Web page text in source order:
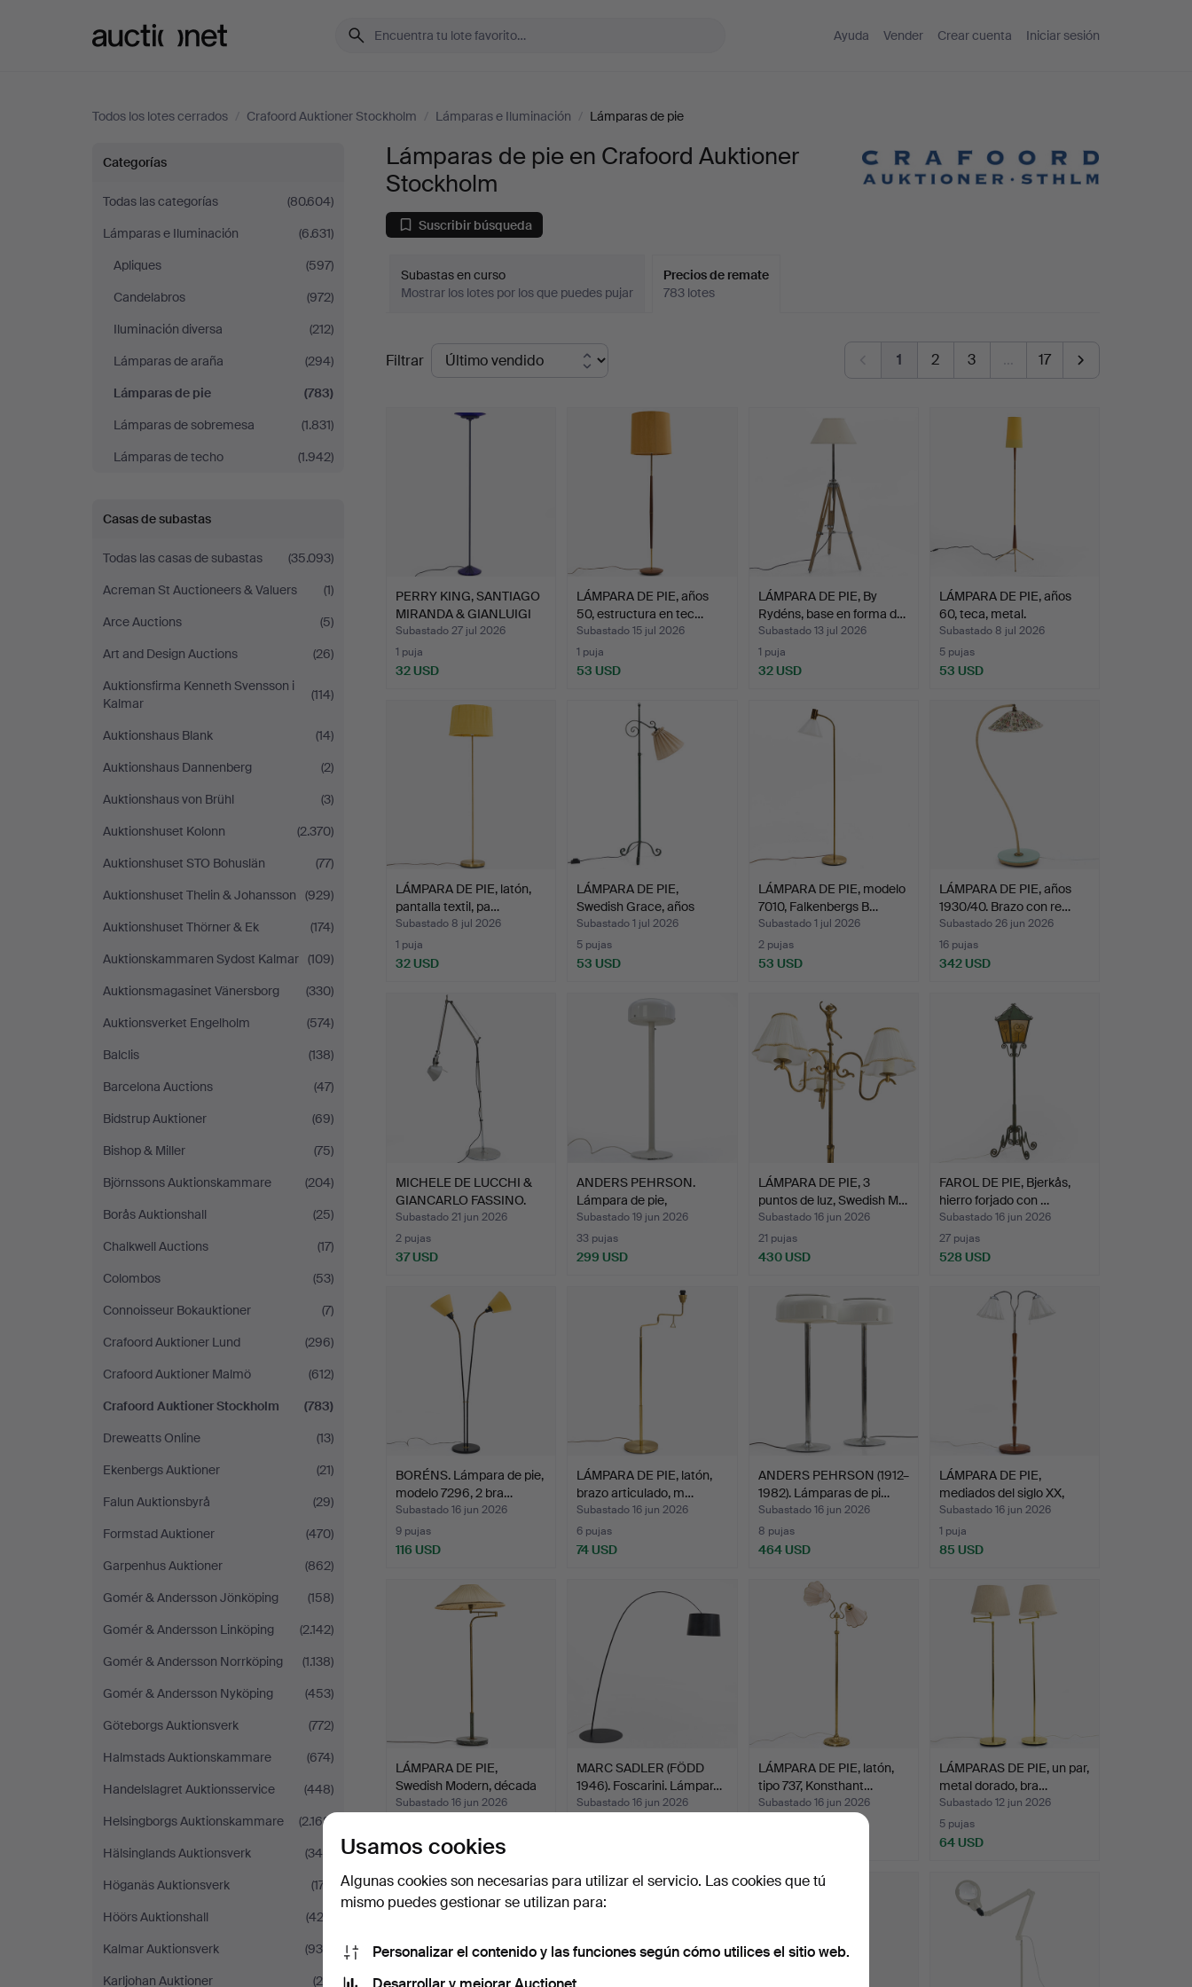
Ayuda Vender Crear cuenta Iniciar sesión
Todos los lotes cerrados / Crafoord Auktioner Stockholm / Lámparas e Iluminación / Lámparas de pie
Lámparas
de
pie
en
Crafoord
Auktioner
Stockholm
Categorías
Todas las categorías
(80.604)
Lámparas e Iluminación
(6.631)
Apliques
(597)
Candelabros
(972)
Iluminación diversa
(212)
Lámparas de araña
(294)
Lámparas de pie
(783)
Lámparas de sobremesa
(1.831)
Lámparas de techo
(1.942)
Casas de subastas
Todas las casas de subastas
(35.093)
Acreman St Auctioneers & Valuers
(1)
Arce Auctions
(5)
Art and Design Auctions
(26)
Auktionsfirma Kenneth Svensson i
Kalmar
(114)
Auktionshaus Blank
(14)
Auktionshaus Dannenberg
(2)
Auktionshaus von Brühl
(3)
Auktionshuset Kolonn
(2.370)
Auktionshuset STO Bohuslän
(77)
Auktionshuset Thelin & Johansson
(929)
Auktionshuset Thörner & Ek
(174)
Auktionskammaren Sydost Kalmar (109)
Auktionsmagasinet Vänersborg
(330)
Auktionsverket Engelholm
(574)
Balclis
(138)
Barcelona Auctions
(47)
Bidstrup Auktioner
(69)
Bishop & Miller
(75)
Björnssons Auktionskammare
(204)
Borås Auktionshall
(25)
Chalkwell Auctions
(17)
Colombos
(53)
Connoisseur Bokauktioner
(7)
Crafoord Auktioner Lund
(296)
Crafoord Auktioner Malmö
(612)
Crafoord Auktioner Stockholm
(783)
Dreweatts Online
(13)
Ekenbergs Auktioner
(21)
Falun Auktionsbyrå
(29)
Formstad Auktioner
(470)
Garpenhus Auktioner
(862)
Gomér & Andersson Jönköping
(158)
Gomér & Andersson Linköping
(2.142)
Gomér & Andersson Norrköping
(1.138)
Gomér & Andersson Nyköping
(453)
Göteborgs Auktionsverk
(772)
Halmstads Auktionskammare
(674)
Handelslagret Auktionsservice
(448)
Helsingborgs Auktionskammare
(2.168)
Hälsinglands Auktionsverk
(344)
Höganäs Auktionsverk
(177)
Höörs Auktionshall
(423)
Kalmar Auktionsverk
(930)
Karljohan Auktioner
(20)
Lámparas de pie en Crafoord Auktioner
Stockholm
Suscribir búsqueda
Subastas en curso
Mostrar los lotes por los que puedes pujar
Precios de remate
783 lotes
Precios
de
Filtrar 1 2 3 … 17
PERRY KING, SANTIAGO
MIRANDA & GIANLUIGI
A…
Subastado 27 jul 2026
1 puja
32 USD
LÁMPARA DE PIE, años
50, estructura en tec…
Subastado 15 jul 2026
1 puja
53 USD
LÁMPARA DE PIE, By
Rydéns, base en forma d…
Subastado 13 jul 2026
1 puja
32 USD
LÁMPARA DE PIE, años
60, teca, metal.
Subastado 8 jul 2026
5 pujas
53 USD
LÁMPARA DE PIE, latón,
pantalla textil, pa…
Subastado 8 jul 2026
1 puja
32 USD
LÁMPARA DE PIE,
Swedish Grace, años
1920/3…
Subastado 1 jul 2026
5 pujas
53 USD
LÁMPARA DE PIE, modelo
7010, Falkenbergs B…
Subastado 1 jul 2026
2 pujas
53 USD
LÁMPARA DE PIE, años
1930/40. Brazo con re…
Subastado 26 jun 2026
16 pujas
342 USD
MICHELE DE LUCCHI &
GIANCARLO FASSINO.
"To…
Subastado 21 jun 2026
2 pujas
37 USD
ANDERS PEHRSON.
Lámpara de pie,
"Knubbling…
Subastado 19 jun 2026
33 pujas
299 USD
LÁMPARA DE PIE, 3
puntos de luz, Swedish M…
Subastado 16 jun 2026
21 pujas
430 USD
FAROL DE PIE, Bjerkås,
hierro forjado con …
Subastado 16 jun 2026
27 pujas
528 USD
BORÉNS. Lámpara de pie,
modelo 7296, 2 bra…
Subastado 16 jun 2026
9 pujas
116 USD
LÁMPARA DE PIE, latón,
brazo articulado, m…
Subastado 16 jun 2026
6 pujas
74 USD
ANDERS PEHRSON (1912–
1982). Lámparas de pi…
Subastado 16 jun 2026
8 pujas
464 USD
LÁMPARA DE PIE,
mediados del siglo XX,
est…
Subastado 16 jun 2026
1 puja
85 USD
LÁMPARA DE PIE,
Swedish Modern, década
de …
Subastado 16 jun 2026
485 USD
MARC SADLER (FÖDD
1946). Foscarini. Lámpar…
Subastado 16 jun 2026
LÁMPARA DE PIE, latón,
tipo 737, Konsthant…
Subastado 16 jun 2026
LÁMPARAS DE PIE, un par,
metal dorado, bra…
Subastado 12 jun 2026
5 pujas
64 USD
Usamos cookies
Algunas cookies son necesarias para utilizar el servicio. Las cookies que tú
mismo puedes gestionar se utilizan para:
Personalizar el contenido y las funciones según cómo utilices el sitio web.